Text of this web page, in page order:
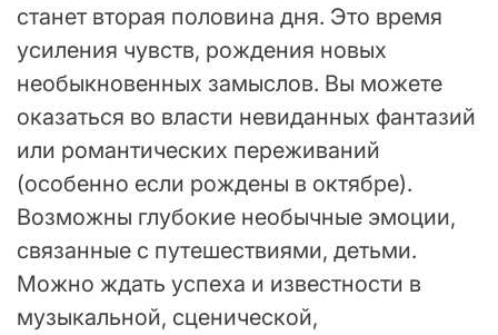
станет вторая половина дня. Это время
усиления чувств, рождения новых
необыкновенных замыслов. Вы можете
оказаться во власти невиданных фантазий
или романтических переживаний
(особенно если рождены в октябре).
Возможны глубокие необычные эмоции,
связанные с путешествиями, детьми.
Можно ждать успеха и известности в
музыкальной, сценической,